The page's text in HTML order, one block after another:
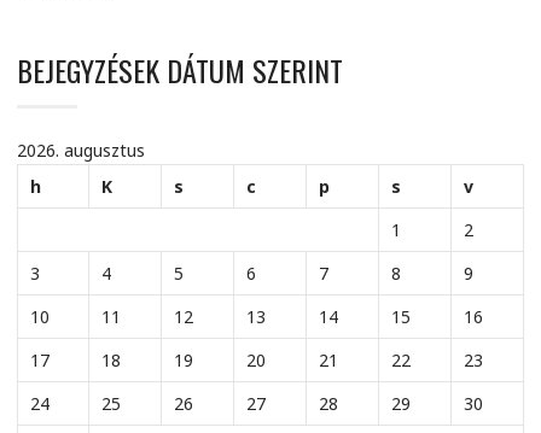
BEJEGYZÉSEK DÁTUM SZERINT
2026. augusztus
h
K s c p s
v
1
2
3
4 5 6 7 8
9
10
11 12 13 14 15
16
17
18 19 20 21 22
23
24
25 26 27 28 29
30